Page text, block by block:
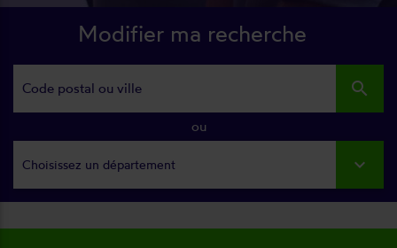
Modifier ma recherche
search
ou
Choisissez un département